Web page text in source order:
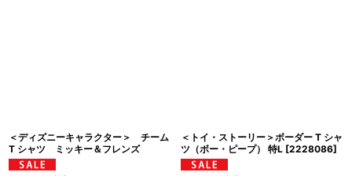
＜ディズニーキャラクター＞ チーム
T シャツ ミッキー＆フレンズ
＜トイ・ストーリー＞ボーダー T シャ
ツ（ボー・ピープ） 特L [2228086]